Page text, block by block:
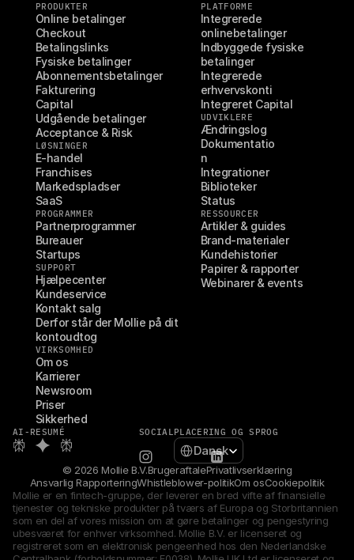
PRODUKTER
Online betalinger
Checkout
Betalingslinks
Fysiske betalinger
Abonnementsbetalinger
Fakturering
Capital
Udgående betalinger
Acceptance & Risk
LØSNINGER
E-handel
Franchises
Markedspladser
SaaS
PROGRAMMER
Partnerprogrammer
Bureauer
Startups
SUPPORT
Hjælpecenter
Kundeservice
Kontakt salg
Derfor står der Mollie på dit
kontoudtog
VIRKSOMHED
Om os
Karrierer
Newsroom
Priser
Sikkerhed
PLATFORME
Integrerede
onlinebetalinger
Indbyggede fysiske
betalinger
Integrerede
erhvervskonti
Integreret Capital
UDVIKLERE
Ændringslog
Dokumentatio
n
Integrationer
Biblioteker
Status
RESSOURCER
Artikler & guides
Brand-materialer
Kundehistorier
Papirer & rapporter
Webinarer & events
AI-RESUMÉ SOCIALPLACERING OG SPROG
Select Language
Dansk
© 2026 Mollie B.V.BrugeraftalePrivatlivserklæring
Ansvarlig RapporteringWhistleblower-politikOm osCookiepolitik
Mollie er en fintech-gruppe, der leverer en bred vifte af finansielle
tjenester og tekniske produkter på tværs af Europa og Storbritannien
som en del af vores mission om at gøre betalinger og pengestyring
ubesværet for enhver virksomhed. Mollie B.V. er licenseret og
registreret som en elektronisk pengeenhed hos den Nederlandske